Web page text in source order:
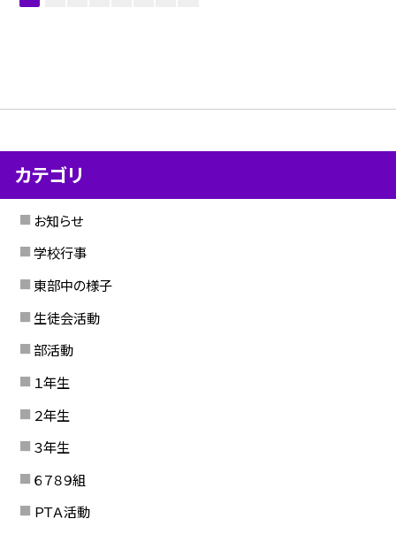
カテゴリ
お知らせ
学校行事
東部中の様子
生徒会活動
部活動
１年生
２年生
３年生
６７８９組
ＰＴＡ活動